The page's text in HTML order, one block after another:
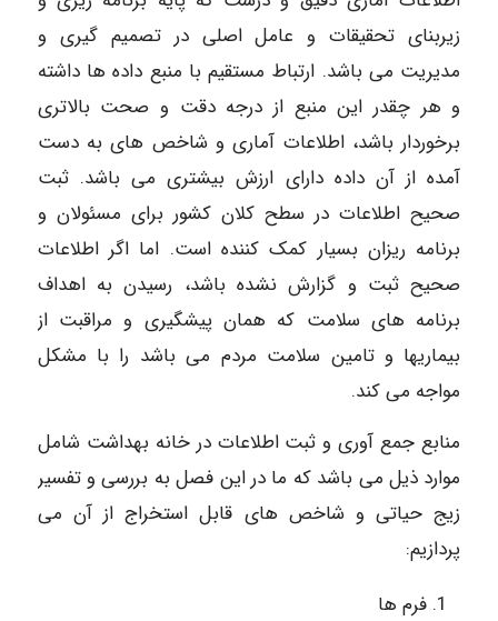
زیربنای تحقیقات و عامل اصلی در تصمیم گیری و
مدیریت می باشد. ارتباط مستقیم با منبع داده ها داشته
و هر چقدر این منبع از درجه دقت و صحت بالاتری
برخوردار باشد، اطلاعات آماری و شاخص های به دست
آمده از آن داده دارای ارزش بیشتری می باشد. ثبت
صحیح اطلاعات در سطح کلان کشور برای مسئولان و
برنامه ریزان بسیار کمک کننده است. اما اگر اطلاعات
صحیح ثبت و گزارش نشده باشد، رسیدن به اهداف
برنامه های سلامت که همان پیشگیری و مراقبت از
بیماریها و تامین سلامت مردم می باشد را با مشکل
مواجه می کند.
منابع جمع آوری و ثبت اطلاعات در خانه بهداشت شامل
موارد ذیل می باشد که ما در این فصل به بررسی و تفسیر
زیج حیاتی و شاخص های قابل استخراج از آن می
پردازیم:
فرم ها